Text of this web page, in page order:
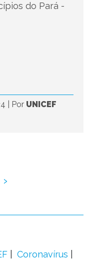
do Pará -
Por UNICEF
›
Coronavírus